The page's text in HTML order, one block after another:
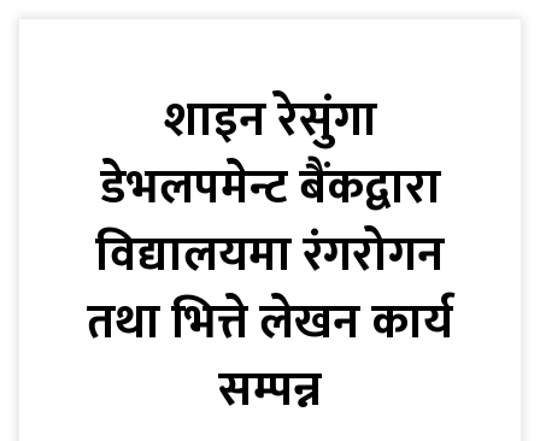
शाइन रेसुंगा
डेभलपमेन्ट बैंकद्वारा
विद्यालयमा रंगरोगन
तथा भित्ते लेखन कार्य
सम्पन्न